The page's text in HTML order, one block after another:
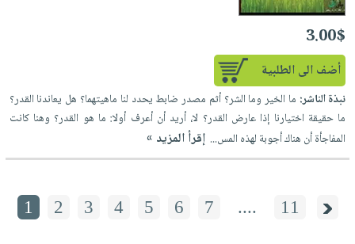
3.00$
أضف الى الطلبية
نبذة الناشر: ما الخير وما الشر؟ أثم مصدر ضابط يحدد لنا ماهيتهما؟ هل يعاندنا القدر؟
ما حقيقة اختيارنا إذا عارض القدر؟ لا، أريد أن أعرف أولا: ما هو القدر؟ وهنا كانت
المفاجأة أن هناك أجوبة لهذه المس... إقرأ المزيد »
1 2 3 4 5 6 7 .... 11